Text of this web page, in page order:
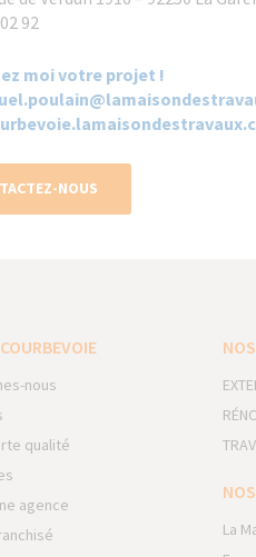
92
moi votre projet !
NOUS
nous
qualité
agence
La